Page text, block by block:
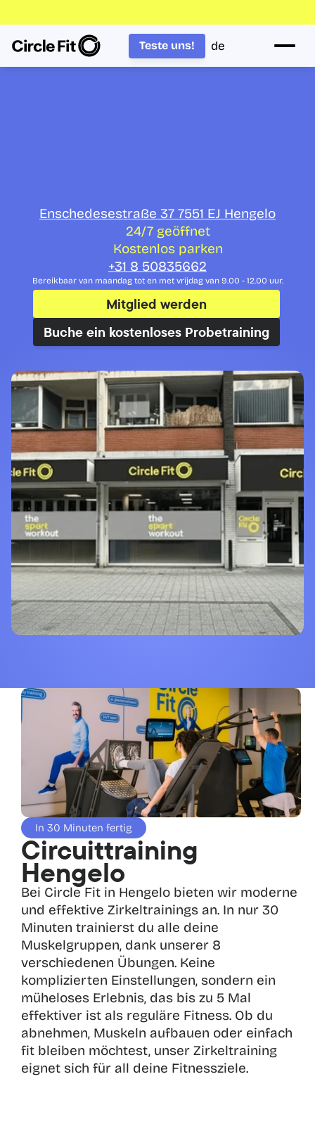
de
Teste uns!
Enschedesestraße 37 7551 EJ Hengelo
24/7 geöffnet
Kostenlos parken
+31 8 50835662
Bereikbaar van maandag tot en met vrijdag van 9.00 - 12.00 uur.
Mitglied werden
Buche ein kostenloses Probetraining
In 30 Minuten fertig
Circuittraining
Hengelo
Bei Circle Fit in Hengelo bieten wir moderne
und effektive Zirkeltrainings an. In nur 30
Minuten trainierst du alle deine
Muskelgruppen, dank unserer 8
verschiedenen Übungen. Keine
komplizierten Einstellungen, sondern ein
müheloses Erlebnis, das bis zu 5 Mal
effektiver ist als reguläre Fitness. Ob du
abnehmen, Muskeln aufbauen oder einfach
fit bleiben möchtest, unser Zirkeltraining
eignet sich für all deine Fitnessziele.